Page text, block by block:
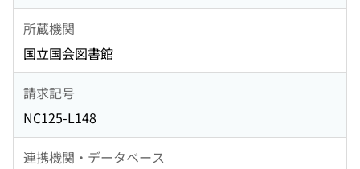
所蔵機関
国立国会図書館
請求記号
NC125-L148
連携機関・データベース